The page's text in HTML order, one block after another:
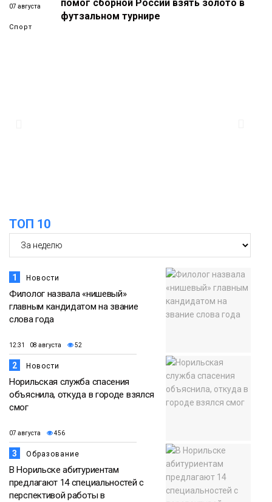
07 августа
Спорт
помог сборной России взять золото в
футзальном турнире
ТОП 10
1 Новости
Филолог назвала «нишевый»
главным кандидатом на звание
слова года
12:31 08 августа 52
2 Новости
Норильская служба спасения
объяснила, откуда в городе взялся
смог
07 августа 456
3 Образование
В Норильске абитуриентам
предлагают 14 специальностей с
перспективой работы в